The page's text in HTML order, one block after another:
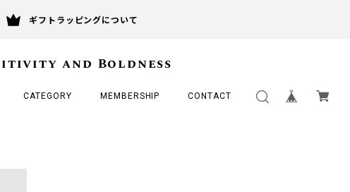
ギフトラッピングについて
and Boldness
CATEGORY MEMBERSHIP CONTACT